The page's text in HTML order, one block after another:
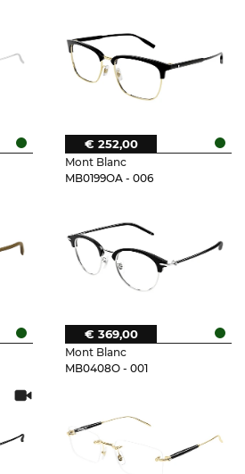
Mont Blanc
MB0199OA - 006
€ 252,00
Mont Blanc
MB0408O - 001
€ 369,00